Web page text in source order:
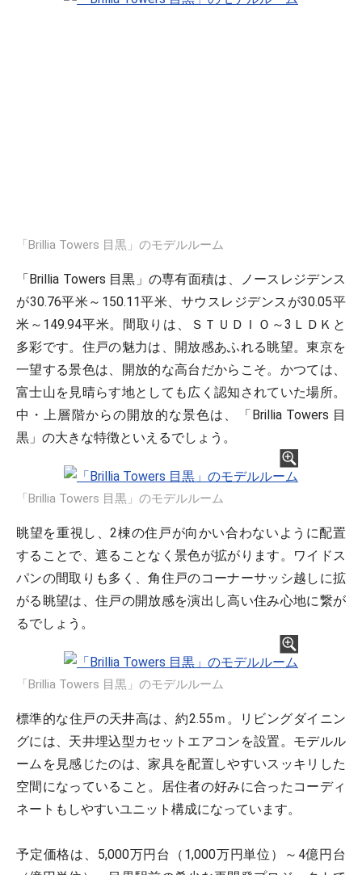
「Brillia Towers 目黒」のモデルルーム
「Brillia Towers 目黒」の専有面積は、ノースレジデンス
が30.76平米～150.11平米、サウスレジデンスが30.05平
米～149.94平米。間取りは、ＳＴＵＤＩＯ～3ＬＤＫと
多彩です。住戸の魅力は、開放感あふれる眺望。東京を
一望する景色は、開放的な高台だからこそ。かつては、
富士山を見晴らす地としても広く認知されていた場所。
中・上層階からの開放的な景色は、「Brillia Towers 目
黒」の大きな特徴といえるでしょう。
「Brillia Towers 目黒」のモデルルーム
眺望を重視し、2棟の住戸が向かい合わないように配置
することで、遮ることなく景色が拡がります。ワイドス
パンの間取りも多く、角住戸のコーナーサッシ越しに拡
がる眺望は、住戸の開放感を演出し高い住み心地に繋が
るでしょう。
「Brillia Towers 目黒」のモデルルーム
標準的な住戸の天井高は、約2.55ｍ。リビングダイニン
グには、天井埋込型カセットエアコンを設置。モデルル
ームを見感じたのは、家具を配置しやすいスッキリした
空間になっていること。居住者の好みに合ったコーディ
ネートもしやすいユニット構成になっています。
予定価格は、5,000万円台（1,000万円単位）～4億円台